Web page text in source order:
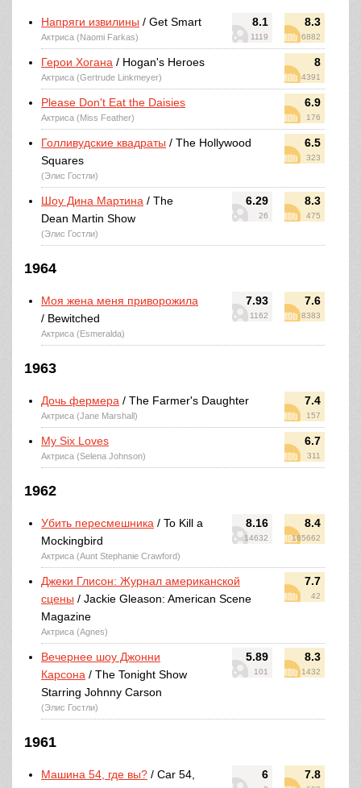
8.1
1119
8.3
6882
Напряги извилины / Get Smart
Актриса (Naomi Farkas)
8
4391
Герои Хогана / Hogan's Heroes
Актриса (Gertrude Linkmeyer)
6.9
176
Please Don't Eat the Daisies
Актриса (Miss Feather)
6.5
323
Голливудские квадраты / The Hollywood
Squares
(Элис Гостли)
6.29
26
8.3
475
Шоу Дина Мартина / The
Dean Martin Show
(Элис Гостли)
1964
7.93
1162
7.6
8383
Моя жена меня приворожила
/ Bewitched
Актриса (Esmeralda)
1963
7.4
157
Дочь фермера / The Farmer's Daughter
Актриса (Jane Marshall)
6.7
311
My Six Loves
Актриса (Selena Johnson)
1962
8.16
14632
8.4
165662
Убить пересмешника / To Kill a
Mockingbird
Актриса (Aunt Stephanie Crawford)
7.7
42
Джеки Глисон: Журнал американской
сцены / Jackie Gleason: American Scene
Magazine
Актриса (Agnes)
5.89
101
8.3
1432
Вечернее шоу Джонни
Карсона / The Tonight Show
Starring Johnny Carson
(Элис Гостли)
1961
6 7.8
Машина 54, где вы? / Car 54,